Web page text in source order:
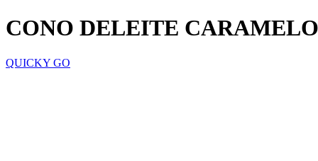
CONO DELEITE CARAMELO
QUICKY GO